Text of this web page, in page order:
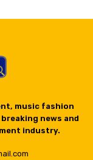
music fashion
news and
industry.